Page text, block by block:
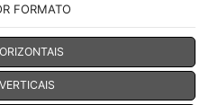
FORMATO